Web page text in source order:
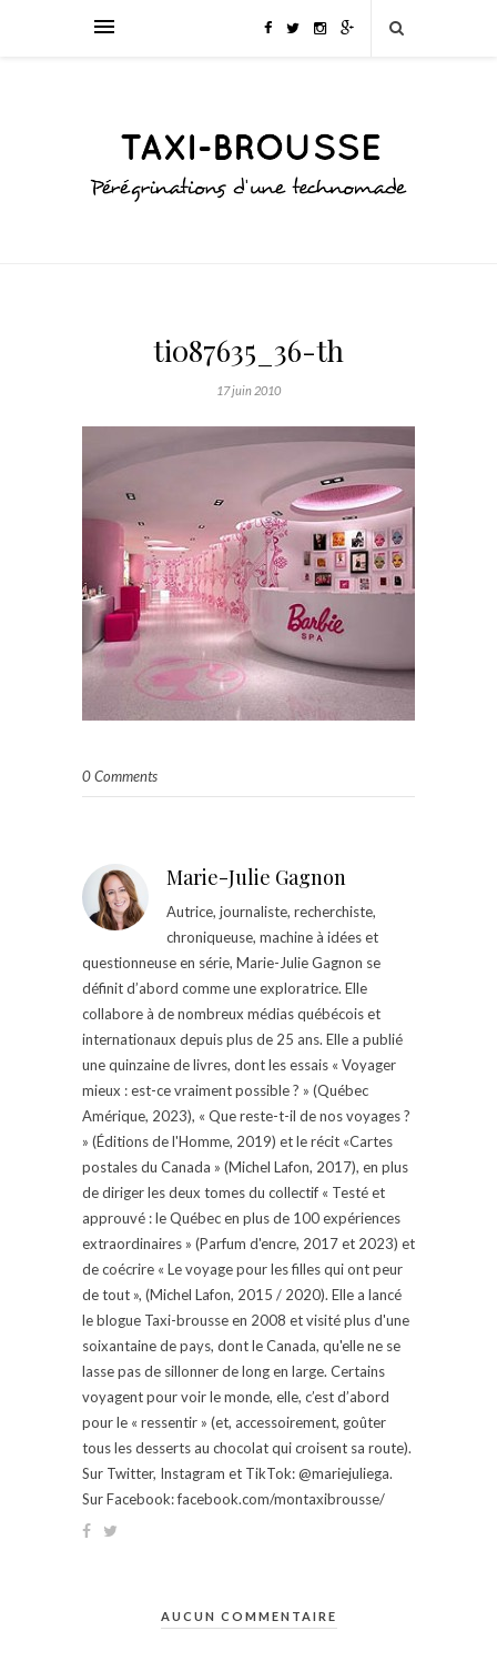
ti087635_36-th
17 juin 2010
0 Comments
Marie-Julie Gagnon
Autrice, journaliste, recherchiste,
chroniqueuse, machine à idées et
questionneuse en série, Marie-Julie Gagnon se
définit d’abord comme une exploratrice. Elle
collabore à de nombreux médias québécois et
internationaux depuis plus de 25 ans. Elle a publié
une quinzaine de livres, dont les essais « Voyager
mieux : est-ce vraiment possible ? » (Québec
Amérique, 2023), « Que reste-t-il de nos voyages ?
» (Éditions de l'Homme, 2019) et le récit «Cartes
postales du Canada » (Michel Lafon, 2017), en plus
de diriger les deux tomes du collectif « Testé et
approuvé : le Québec en plus de 100 expériences
extraordinaires » (Parfum d'encre, 2017 et 2023) et
de coécrire « Le voyage pour les filles qui ont peur
de tout », (Michel Lafon, 2015 / 2020). Elle a lancé
le blogue Taxi-brousse en 2008 et visité plus d'une
soixantaine de pays, dont le Canada, qu'elle ne se
lasse pas de sillonner de long en large. Certains
voyagent pour voir le monde, elle, c’est d’abord
pour le « ressentir » (et, accessoirement, goûter
tous les desserts au chocolat qui croisent sa route).
Sur Twitter, Instagram et TikTok: @mariejuliega.
Sur Facebook: facebook.com/montaxibrousse/
AUCUN COMMENTAIRE